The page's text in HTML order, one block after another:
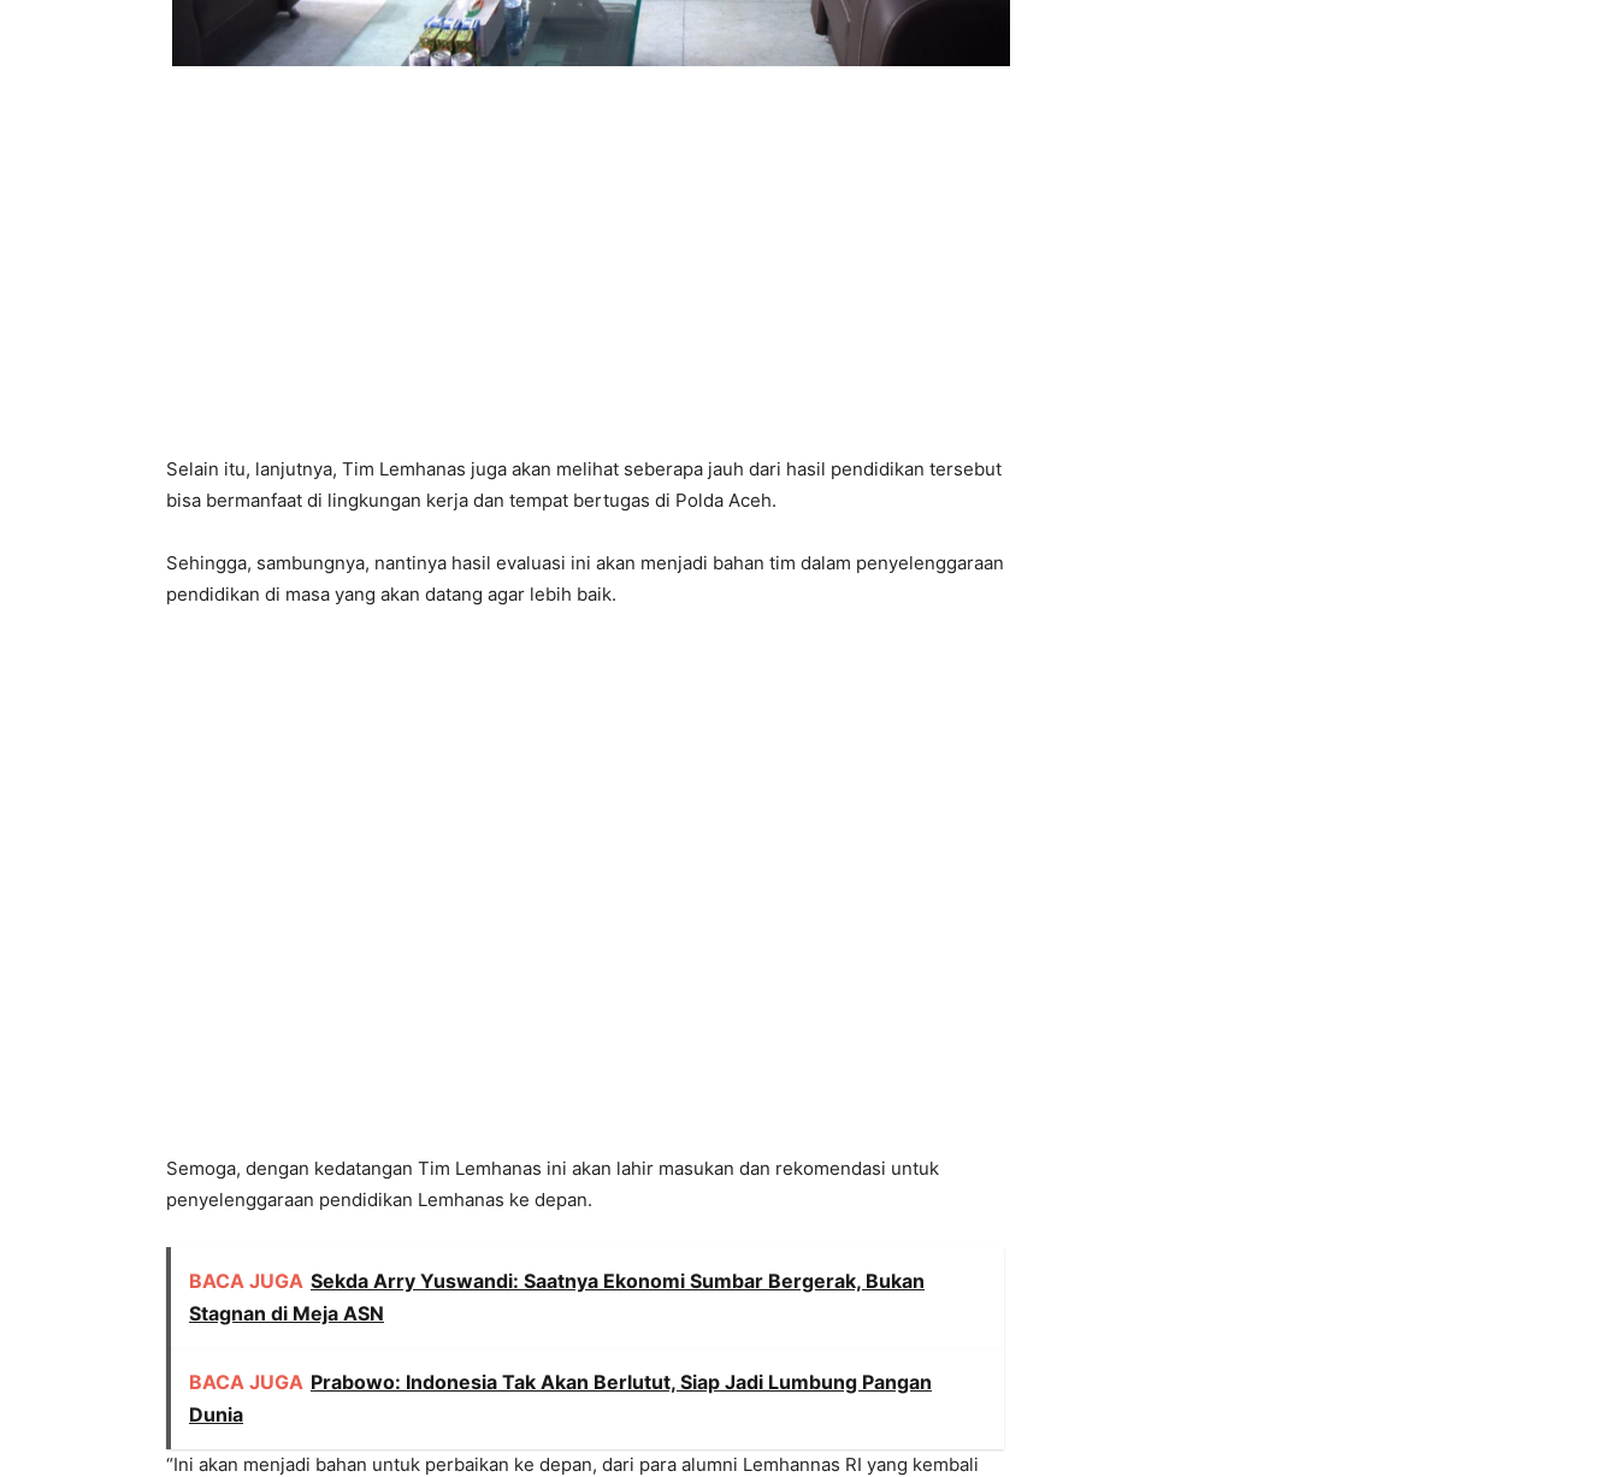
Selain itu, lanjutnya, Tim Lemhanas juga akan melihat seberapa jauh dari hasil pendidikan tersebut
bisa bermanfaat di lingkungan kerja dan tempat bertugas di Polda Aceh.
Sehingga, sambungnya, nantinya hasil evaluasi ini akan menjadi bahan tim dalam penyelenggaraan
pendidikan di masa yang akan datang agar lebih baik.
Semoga, dengan kedatangan Tim Lemhanas ini akan lahir masukan dan rekomendasi untuk
penyelenggaraan pendidikan Lemhanas ke depan.
BACA JUGA Sekda Arry Yuswandi: Saatnya Ekonomi Sumbar Bergerak, Bukan
Stagnan di Meja ASN
BACA JUGA Prabowo: Indonesia Tak Akan Berlutut, Siap Jadi Lumbung Pangan
Dunia
“Ini akan menjadi bahan untuk perbaikan ke depan, dari para alumni Lemhannas RI yang kembali